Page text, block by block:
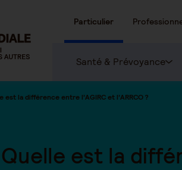
Particulier
Santé & Prévoyance
est la différence entre l’AGIRC et l’ARRCO ?
Quelle est la